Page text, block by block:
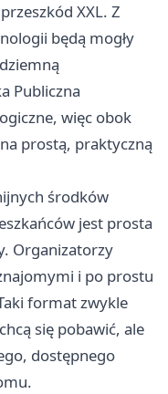
XXL. Z
będą mogły
Publiczna
więc obok
prostą, praktyczną
środków
jest prosta
Organizatorzy
i po prostu
format zwykle
się pobawić, ale
dostępnego